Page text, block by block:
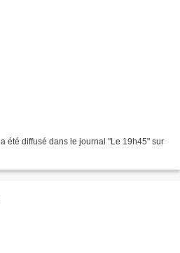
été diffusé dans le journal "Le 19h45" sur